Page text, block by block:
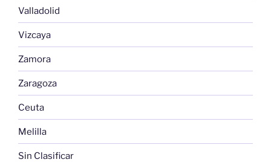
Valladolid
Vizcaya
Zamora
Zaragoza
Ceuta
Melilla
Sin Clasificar